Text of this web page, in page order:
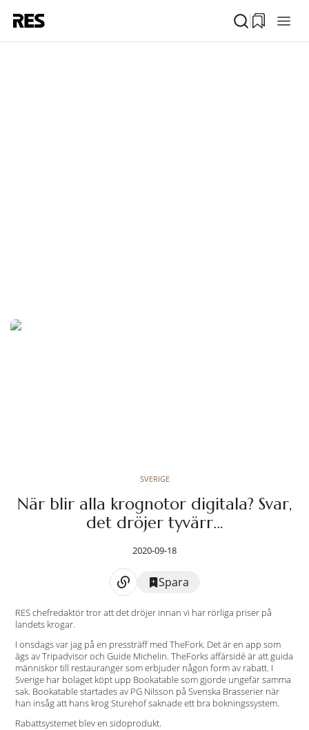
SVERIGE
När blir alla krognotor digitala? Svar,
det dröjer tyvärr…
2020-09-18
Spara
RES chefredaktör tror att det dröjer innan vi har rörliga priser på
landets krogar.
I onsdags var jag på en pressträff med TheFork. Det är en app som
ägs av Tripadvisor och Guide Michelin. TheForks affärsidé är att guida
människor till restauranger som erbjuder någon form av rabatt. I
Sverige har bolaget köpt upp Bookatable som gjorde ungefär samma
sak. Bookatable startades av PG Nilsson på Svenska Brasserier när
han insåg att hans krog Sturehof saknade ett bra bokningssystem.
Rabattsystemet blev en sidoprodukt.